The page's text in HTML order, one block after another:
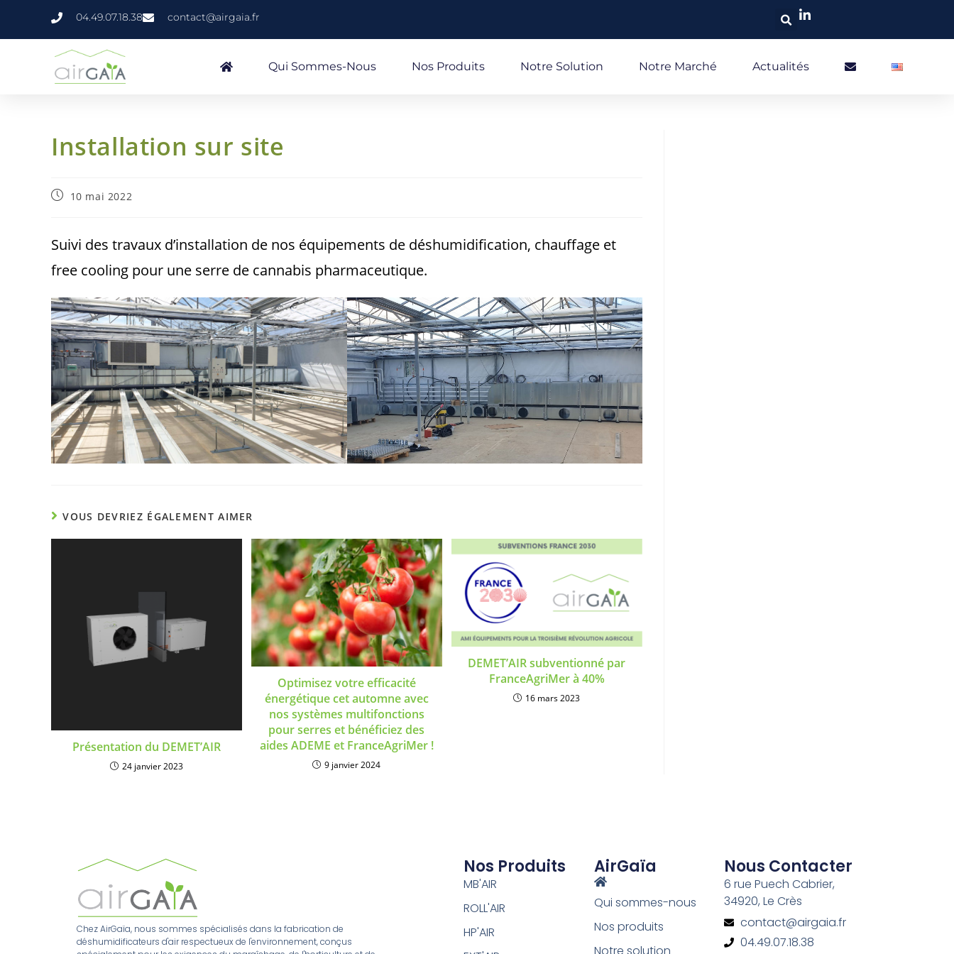
04.49.07.18.38 contact@airgaia.fr
Qui Sommes-Nous Nos Produits Notre Solution Notre Marché Actualités
Installation sur site
10 mai 2022
Suivi des travaux d’installation de nos équipements de déshumidification, chauffage et
free cooling pour une serre de cannabis pharmaceutique.
VOUS DEVRIEZ ÉGALEMENT AIMER
Présentation du DEMET’AIR
24 janvier 2023
Optimisez votre efficacité
énergétique cet automne avec
nos systèmes multifonctions
pour serres et bénéficiez des
aides ADEME et FranceAgriMer !
9 janvier 2024
DEMET’AIR subventionné par
FranceAgriMer à 40%
16 mars 2023
Chez AirGaïa, nous sommes spécialisés dans la fabrication de
déshumidificateurs d'air respectueux de l'environnement, conçus
Nos Produits
MB'AIR
ROLL'AIR
HP'AIR
AirGaïa
Qui sommes-nous
Nos produits
Notre solution
Nous Contacter
6 rue Puech Cabrier,
34920, Le Crès
contact@airgaia.fr
04.49.07.18.38